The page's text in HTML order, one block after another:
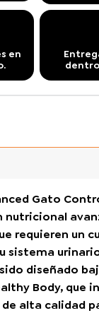
en
dentro
Gato
nutricional
requieren un
sistema
diseñado
Body, que
alta calidad